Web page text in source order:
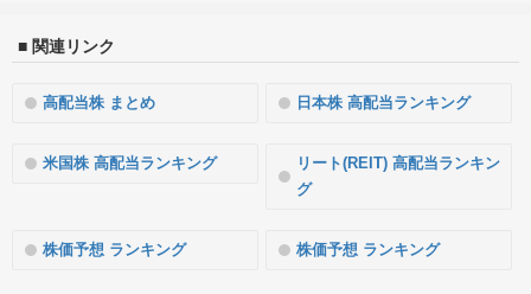
■ 関連リンク
高配当株 まとめ 日本株 高配当ランキング
米国株 高配当ランキング
リート(REIT) 高配当ランキン
グ
株価予想 ランキング 株価予想 ランキング